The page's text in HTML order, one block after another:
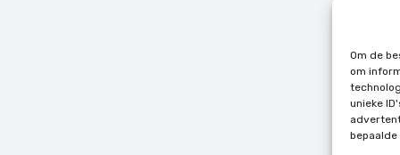
Om de
om
unieke
bepaalde